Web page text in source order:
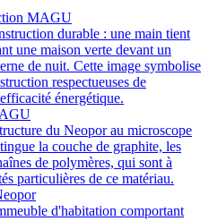
MAGU